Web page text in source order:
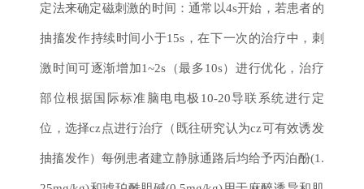
定法来确定磁刺激的时间：通常以4s开始，若患者的
抽搐发作持续时间小于15s，在下一次的治疗中，刺
激时间可逐渐增加1~2s（最多10s）进行优化，治疗
部位根据国际标准脑电电极10-20导联系统进行定
位，选择cz点进行治疗（既往研究认为cz可有效诱发
抽搐发作）每例患者建立静脉通路后均给予丙泊酚(1.